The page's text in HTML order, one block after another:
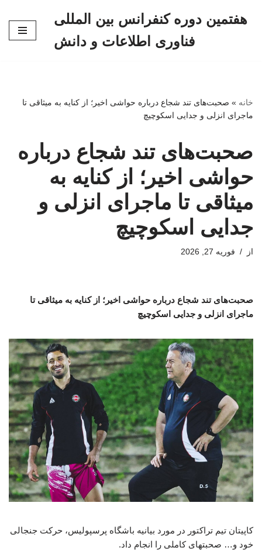
هفتمین دوره کنفرانس بین المللی
فناوری اطلاعات و دانش
خانه » صحبت‌های تند شجاع درباره حواشی اخیر؛ از کنایه به میثاقی تا
ماجرای انزلی و جدایی اسکوچیچ
صحبت‌های تند شجاع درباره
حواشی اخیر؛ از کنایه به
میثاقی تا ماجرای انزلی و
جدایی اسکوچیچ
از فوریه 27, 2026
صحبت‌های تند شجاع درباره حواشی اخیر؛ از کنایه به میثاقی تا
ماجرای انزلی و جدایی اسکوچیچ
کاپیتان تیم تراکتور در مورد بیانیه باشگاه پرسپولیس، حرکت جنجالی
خود و… صحبتهای کاملی را انجام داد.